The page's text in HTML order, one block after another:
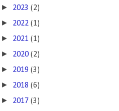
► 2023 (2)
► 2022 (1)
► 2021 (1)
► 2020 (2)
► 2019 (3)
► 2018 (6)
► 2017 (3)